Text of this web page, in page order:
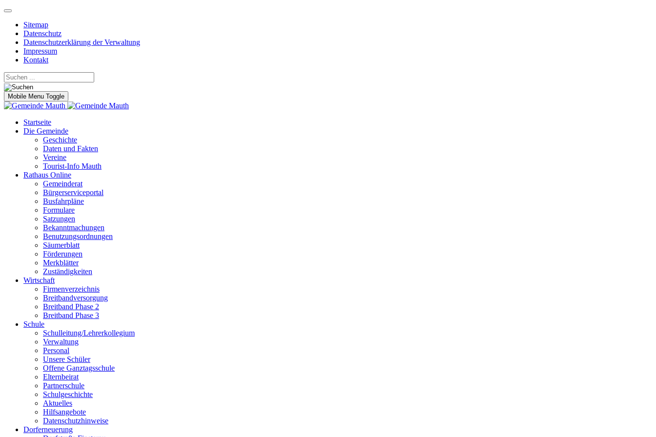
Sitemap
Datenschutz
Datenschutzerklärung der Verwaltung
Impressum
Kontakt
Mobile Menu Toggle
Startseite
Die Gemeinde
Geschichte
Daten und Fakten
Vereine
Tourist-Info Mauth
Rathaus Online
Gemeinderat
Bürgerserviceportal
Busfahrpläne
Formulare
Satzungen
Bekanntmachungen
Benutzungsordnungen
Säumerblatt
Förderungen
Merkblätter
Zuständigkeiten
Wirtschaft
Firmenverzeichnis
Breitbandversorgung
Breitband Phase 2
Breitband Phase 3
Schule
Schulleitung/Lehrerkollegium
Verwaltung
Personal
Unsere Schüler
Offene Ganztagsschule
Elternbeirat
Partnerschule
Schulgeschichte
Aktuelles
Hilfsangebote
Datenschutzhinweise
Dorferneuerung